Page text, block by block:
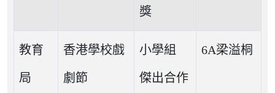
獎
教育
局
香港學校戲
劇節
小學組
傑出合作
6A梁溢桐